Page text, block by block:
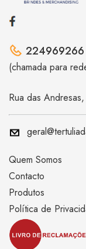
224969266
(chamada para
Rua das
Quem Somos
Contacto
Produtos
Política de